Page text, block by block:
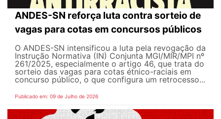
ANDES-SN reforça luta contra sorteio de
vagas para cotas em concursos públicos
O ANDES-SN intensificou a luta pela revogação da
Instrução Normativa (IN) Conjunta MGI/MIR/MPI nº
261/2025, especialmente o artigo 46, que trata do
sorteio das vagas para cotas étnico-raciais em
concurso público, o que configura um retrocesso...
Publicado em: 09 de Julho de 2026